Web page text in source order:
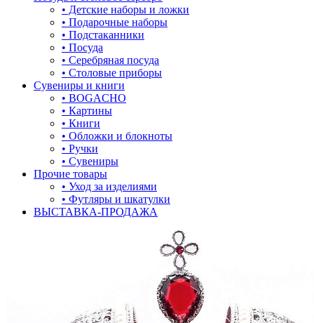
• Детские наборы и ложки
• Подарочные наборы
• Подстаканники
• Посуда
• Серебряная посуда
• Столовые приборы
Сувениры и книги
• BOGACHO
• Картины
• Книги
• Обложки и блокноты
• Ручки
• Сувениры
Прочие товары
• Уход за изделиями
• Футляры и шкатулки
ВЫСТАВКА-ПРОДАЖА